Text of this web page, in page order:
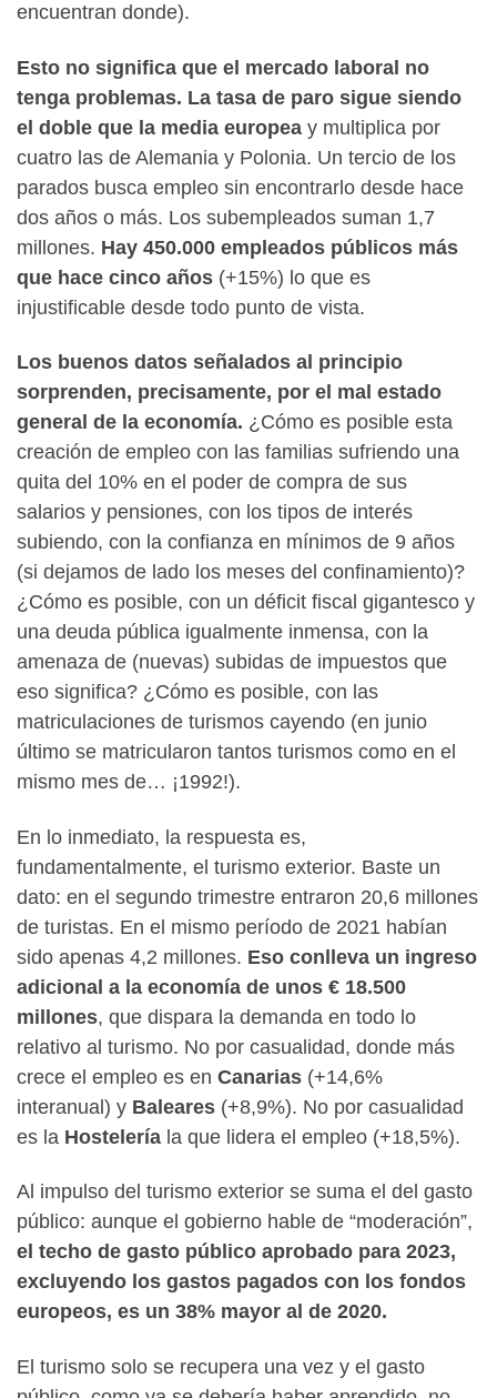
encuentran donde).
Esto no significa que el mercado laboral no
tenga problemas. La tasa de paro sigue siendo
el doble que la media europea y multiplica por
cuatro las de Alemania y Polonia. Un tercio de los
parados busca empleo sin encontrarlo desde hace
dos años o más. Los subempleados suman 1,7
millones. Hay 450.000 empleados públicos más
que hace cinco años (+15%) lo que es
injustificable desde todo punto de vista.
Los buenos datos señalados al principio
sorprenden, precisamente, por el mal estado
general de la economía. ¿Cómo es posible esta
creación de empleo con las familias sufriendo una
quita del 10% en el poder de compra de sus
salarios y pensiones, con los tipos de interés
subiendo, con la confianza en mínimos de 9 años
(si dejamos de lado los meses del confinamiento)?
¿Cómo es posible, con un déficit fiscal gigantesco y
una deuda pública igualmente inmensa, con la
amenaza de (nuevas) subidas de impuestos que
eso significa? ¿Cómo es posible, con las
matriculaciones de turismos cayendo (en junio
último se matricularon tantos turismos como en el
mismo mes de… ¡1992!).
En lo inmediato, la respuesta es,
fundamentalmente, el turismo exterior. Baste un
dato: en el segundo trimestre entraron 20,6 millones
de turistas. En el mismo período de 2021 habían
sido apenas 4,2 millones. Eso conlleva un ingreso
adicional a la economía de unos € 18.500
millones, que dispara la demanda en todo lo
relativo al turismo. No por casualidad, donde más
crece el empleo es en Canarias (+14,6%
interanual) y Baleares (+8,9%). No por casualidad
es la Hostelería la que lidera el empleo (+18,5%).
Al impulso del turismo exterior se suma el del gasto
público: aunque el gobierno hable de “moderación”,
el techo de gasto público aprobado para 2023,
excluyendo los gastos pagados con los fondos
europeos, es un 38% mayor al de 2020.
El turismo solo se recupera una vez y el gasto